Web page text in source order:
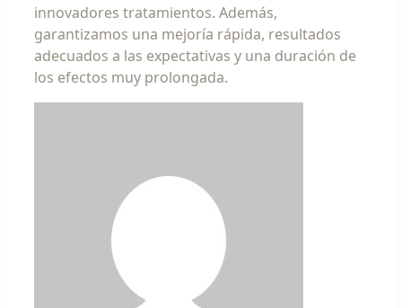
innovadores tratamientos. Además,
garantizamos una mejoría rápida, resultados
adecuados a las expectativas y una duración de
los efectos muy prolongada.